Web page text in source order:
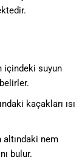
içindeki suyun
kaçakları ısı
altındaki nem
bulur.